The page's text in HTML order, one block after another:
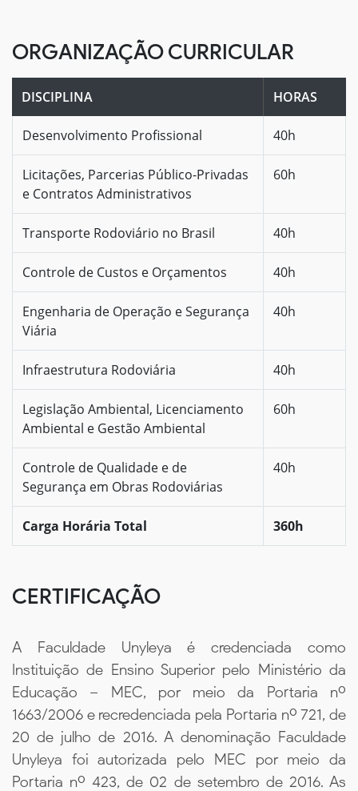
ORGANIZAÇÃO CURRICULAR
DISCIPLINA HORAS
Desenvolvimento Profissional 40h
Licitações, Parcerias Público-Privadas
e Contratos Administrativos
60h
Transporte Rodoviário no Brasil 40h
Controle de Custos e Orçamentos 40h
Engenharia de Operação e Segurança
Viária
40h
Infraestrutura Rodoviária 40h
Legislação Ambiental, Licenciamento
Ambiental e Gestão Ambiental
60h
Controle de Qualidade e de
Segurança em Obras Rodoviárias
40h
Carga Horária Total 360h
CERTIFICAÇÃO
A Faculdade Unyleya é credenciada como
Instituição de Ensino Superior pelo Ministério da
Educação – MEC, por meio da Portaria nº
1663/2006 e recredenciada pela Portaria nº 721, de
20 de julho de 2016. A denominação Faculdade
Unyleya foi autorizada pelo MEC por meio da
Portaria nº 423, de 02 de setembro de 2016. As